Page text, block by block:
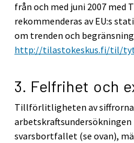
från och med juni 2007 med
rekommenderas av EU:s
om trenden och
http://tilastokeskus.fi/til/
3. Felfrihet och
Tillförlitligheten av
arbetskraftsundersökningen
svarsbortfallet (se ovan),